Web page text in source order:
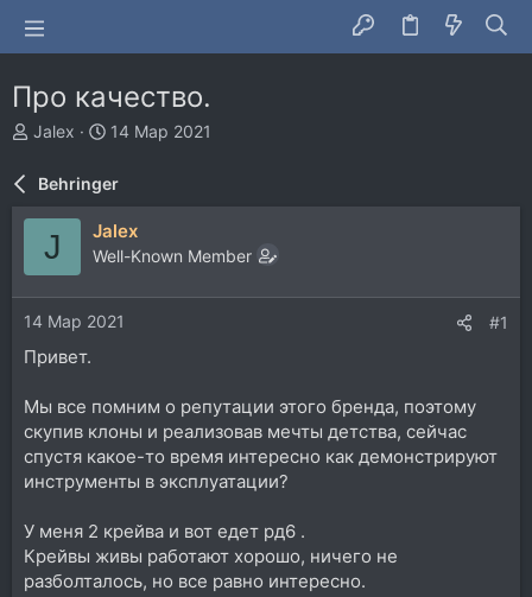
Про качество.
А
т
р
Jalex
Д
н
а
ч
л
а
14 Мар 2021
Behringer
J Jalex
Well-Known Member
14 Мар 2021 #1
Привет.
Мы все помним о репутации этого бренда, поэтому
скупив клоны и реализовав мечты детства, сейчас
спустя какое-то время интересно как демонстрируют
инструменты в эксплуатации?
У меня 2 крейва и вот едет рд6 .
Крейвы живы работают хорошо, ничего не
разболталось, но все равно интересно.